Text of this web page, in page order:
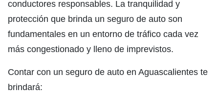
conductores responsables. La tranquilidad y
protección que brinda un seguro de auto son
fundamentales en un entorno de tráfico cada vez
más congestionado y lleno de imprevistos.
Contar con un seguro de auto en Aguascalientes te
brindará: